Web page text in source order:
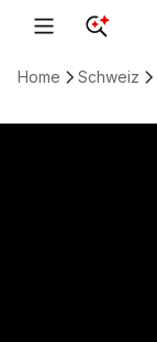
Home Schweiz